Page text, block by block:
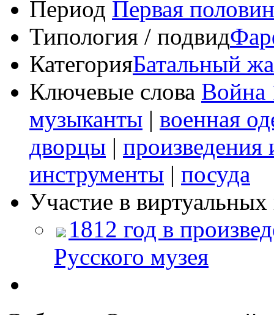
Период Первая
Типология / подвид
КатегорияБатальный
Ключевые слова Война
музыканты | военная
дворцы | произведения
инструменты | посуда
Участие в
1812 год в
Русского музея